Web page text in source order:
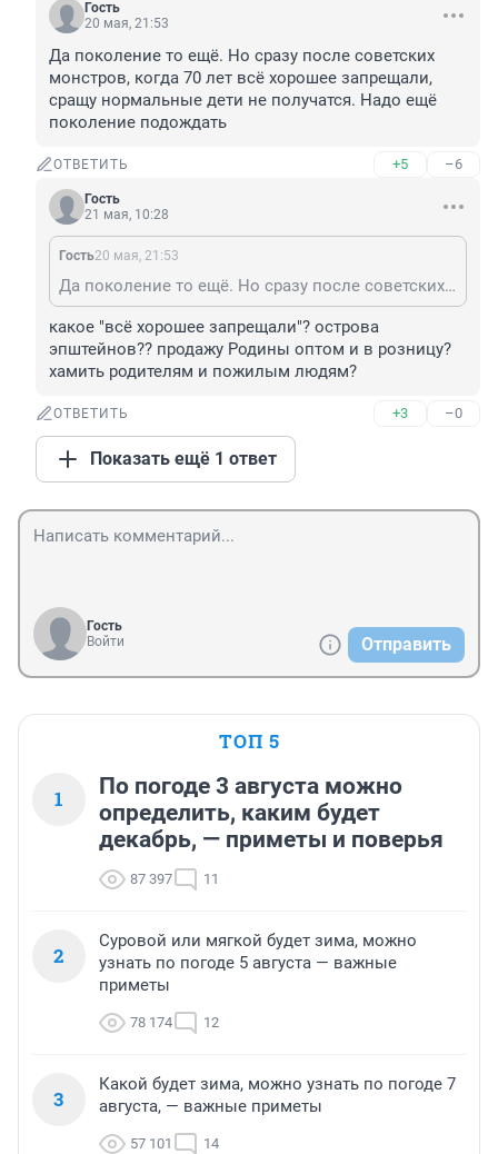
Гость
20 мая, 21:53
Да поколение то ещё. Но сразу после советских
монстров, когда 70 лет всё хорошее запрещали,
сращу нормальные дети не получатся. Надо ещё
поколение подождать
ОТВЕТИТЬ +5 –6
Гость
21 мая, 10:28
Гость20 мая, 21:53
Да поколение то ещё. Но сразу после советских монстров, когда 70 лет всё хорошее запрещали, сращу нормальные дети не получатся. Надо ещё поколение подождать
какое "всё хорошее запрещали"? острова
эпштейнов?? продажу Родины оптом и в розницу?
хамить родителям и пожилым людям?
ОТВЕТИТЬ +3 –0
Показать ещё 1 ответ
Гость
Войти
Отправить
ТОП 5
1
По погоде 3 августа можно
определить, каким будет
декабрь, — приметы и поверья
87 397 11
2
Суровой или мягкой будет зима, можно
узнать по погоде 5 августа — важные
приметы
78 174 12
3
Какой будет зима, можно узнать по погоде 7
августа, — важные приметы
57 101 14